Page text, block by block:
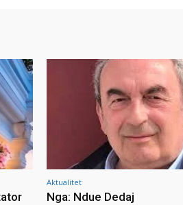
Aktualitet
Nga: Ndue Dedaj